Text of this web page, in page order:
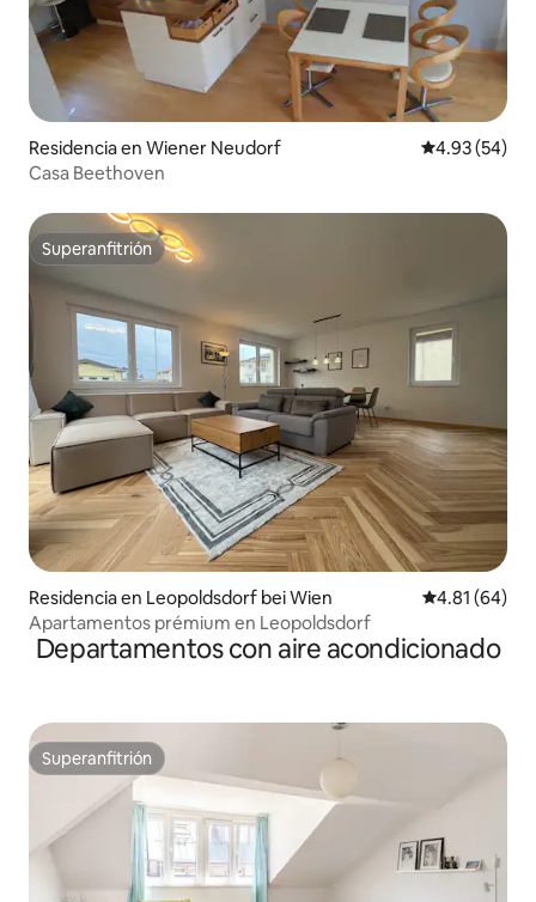
Residencia en Wiener Neudorf Calificación
4.93 (54)
Casa Beethoven
Superanfitrión
Superanfitrión
Residencia en Leopoldsdorf bei Wien Calificación
4.81 (64)
Apartamentos prémium en Leopoldsdorf
Departamentos con aire acondicionado
Superanfitrión
Superanfitrión